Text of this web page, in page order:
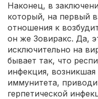
Наконец, в
который, на первый
отношения к
он же Зовиракс. Да,
исключительно на
бывает так, что
инфекция,
иммунитета,
герпетической